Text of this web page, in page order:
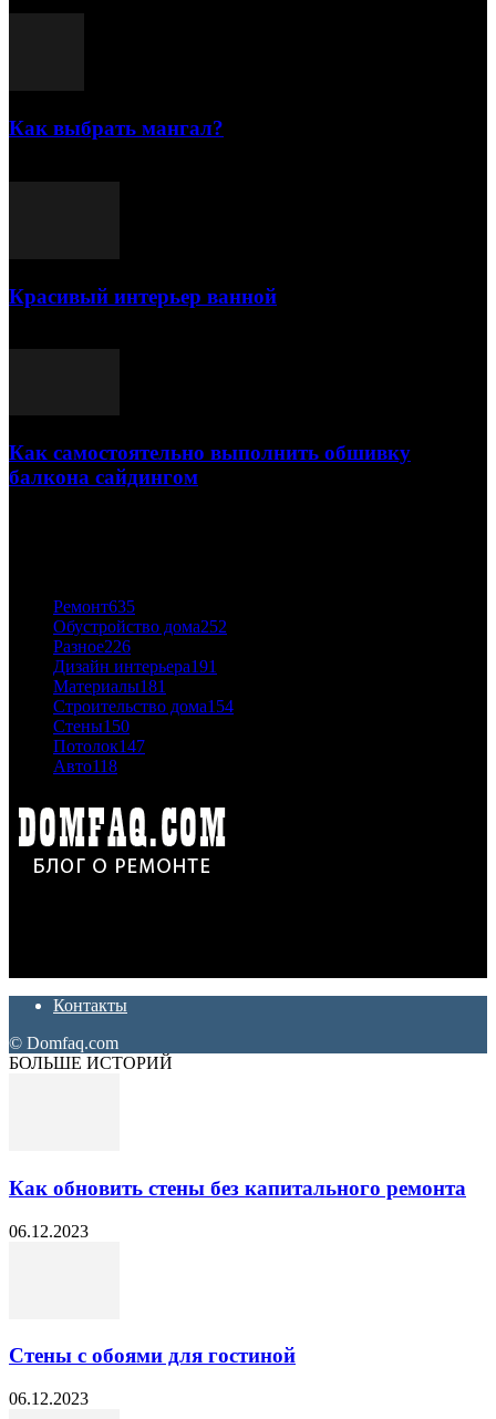
Как выбрать мангал?
Красивый интерьер ванной
Как самостоятельно выполнить обшивку
балкона сайдингом
Ремонт635
Обустройство дома252
Разное226
Дизайн интерьера191
Материалы181
Строительство дома154
Стены150
Потолок147
Авто118
Контакты
© Domfaq.com
БОЛЬШЕ ИСТОРИЙ
Как обновить стены без капитального ремонта
06.12.2023
Стены с обоями для гостиной
06.12.2023